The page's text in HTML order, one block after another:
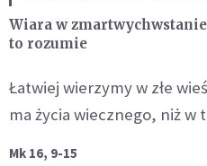
Wiara w zmartwychwstanie
to rozumie
Łatwiej wierzymy w złe
ma życia wiecznego, niż w
Mk 16, 9-15